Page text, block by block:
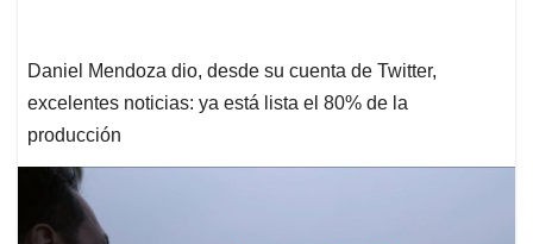
Daniel Mendoza dio, desde su cuenta de Twitter,
excelentes noticias: ya está lista el 80% de la
producción